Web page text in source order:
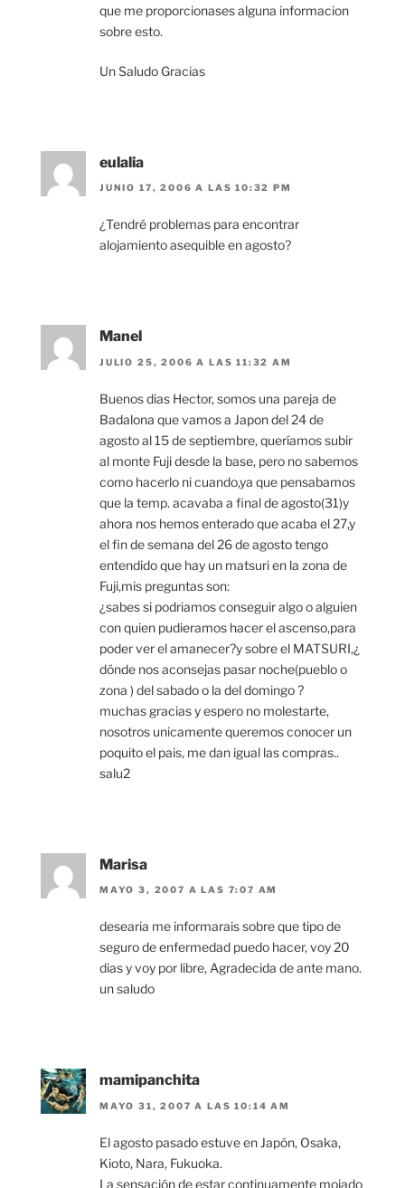
que me proporcionases alguna informacion
sobre esto.
Un Saludo Gracias
eulalia
JUNIO 17, 2006 A LAS 10:32 PM
¿Tendré problemas para encontrar
alojamiento asequible en agosto?
Manel
JULIO 25, 2006 A LAS 11:32 AM
Buenos dias Hector, somos una pareja de
Badalona que vamos a Japon del 24 de
agosto al 15 de septiembre, queríamos subir
al monte Fuji desde la base, pero no sabemos
como hacerlo ni cuando,ya que pensabamos
que la temp. acavaba a final de agosto(31)y
ahora nos hemos enterado que acaba el 27,y
el fin de semana del 26 de agosto tengo
entendido que hay un matsuri en la zona de
Fuji,mis preguntas son:
¿sabes si podriamos conseguir algo o alguien
con quien pudieramos hacer el ascenso,para
poder ver el amanecer?y sobre el MATSURI,¿
dónde nos aconsejas pasar noche(pueblo o
zona ) del sabado o la del domingo ?
muchas gracias y espero no molestarte,
nosotros unicamente queremos conocer un
poquito el pais, me dan igual las compras..
salu2
Marisa
MAYO 3, 2007 A LAS 7:07 AM
desearia me informarais sobre que tipo de
seguro de enfermedad puedo hacer, voy 20
dias y voy por libre, Agradecida de ante mano.
un saludo
mamipanchita
MAYO 31, 2007 A LAS 10:14 AM
El agosto pasado estuve en Japón, Osaka,
Kioto, Nara, Fukuoka.
La sensación de estar continuamente mojado